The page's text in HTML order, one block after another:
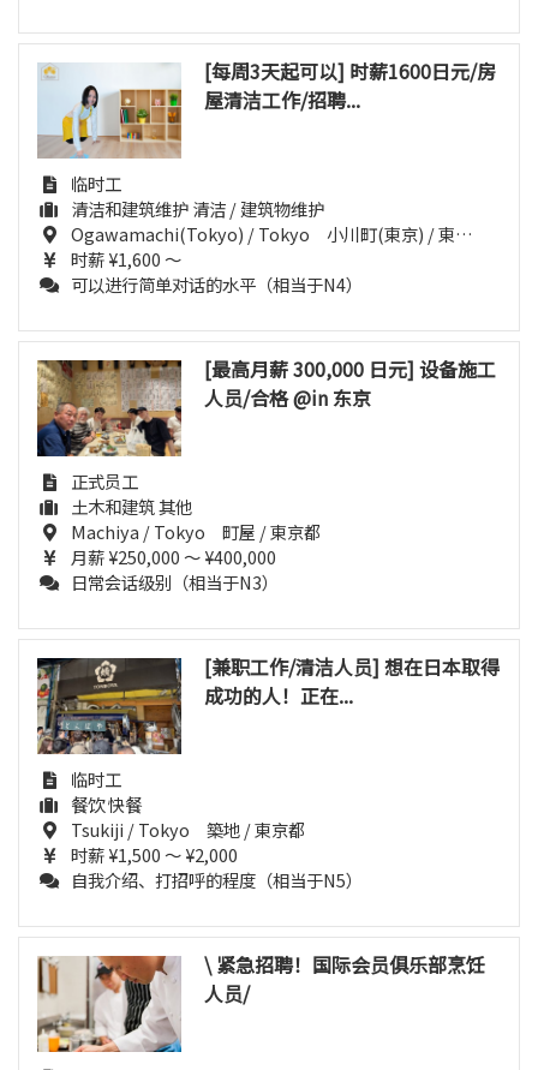
[每周3天起可以] 时薪1600日元/房
屋清洁工作/招聘...
临时工
清洁和建筑维护 清洁 / 建筑物维护
Ogawamachi(Tokyo) / Tokyo 小川町(東京) / 東京都
时薪 ¥1,600 ～
可以进行简单对话的水平（相当于N4）
[最高月薪 300,000 日元] 设备施工
人员/合格 @in 东京
正式员工
土木和建筑 其他
Machiya / Tokyo 町屋 / 東京都
月薪 ¥250,000 ～ ¥400,000
日常会话级别（相当于N3）
[兼职工作/清洁人员] 想在日本取得
成功的人！正在...
临时工
餐饮 快餐
Tsukiji / Tokyo 築地 / 東京都
时薪 ¥1,500 ～ ¥2,000
自我介绍、打招呼的程度（相当于N5）
\ 紧急招聘！国际会员俱乐部烹饪
人员/